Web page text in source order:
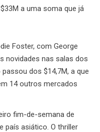
a uma soma que já
Foster, com George
novidades nas salas dos
dos $14,7M, a que
14 outros mercados
fim-de-semana de
país asiático. O thriller